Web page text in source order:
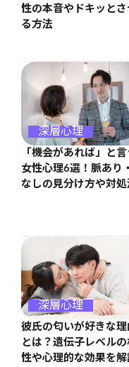
性の本音やドキッとさ
る方法
深層心理
「機会があれば」と言
女性心理6選！脈あり
なしの見分け方や対処
深層心理
彼氏の匂いが好きな理
とは？遺伝子レベルの
性や心理的な効果を解